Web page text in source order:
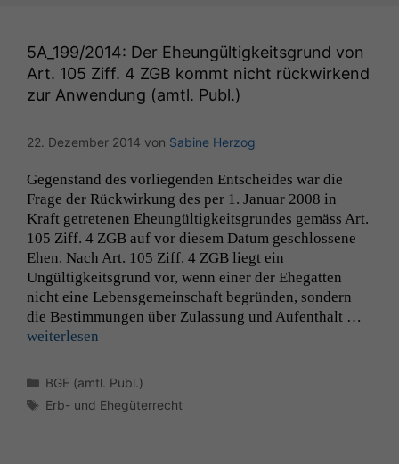
5A_199/2014: Der Eheungültigkeitsgrund von
Art. 105 Ziff. 4 ZGB kommt nicht rückwirkend
zur Anwendung (amtl. Publ.)
22. Dezember 2014 von Sabine Herzog
Gegen­stand des vor­liegen­den Entschei­des war die
Frage der Rück­wirkung des per 1. Jan­u­ar 2008 in
Kraft getrete­nen Ehe­ungültigkeits­grun­des gemäss Art.
105 Ziff. 4 ZGB auf vor diesem Datum geschlossene
Ehen. Nach Art. 105 Ziff. 4 ZGB liegt ein
Ungültigkeits­grund vor, wenn ein­er der Ehe­gat­ten
nicht eine Lebens­ge­mein­schaft begrün­den, son­dern
die Bes­tim­mungen über Zulas­sung und Aufen­thalt …
weit­er­lesen
Kategorien
BGE (amtl. Publ.)
Schlagwörter
Erb- und Ehegüterrecht